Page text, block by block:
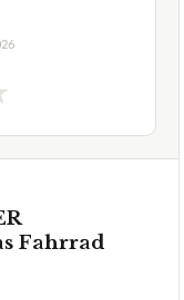
Fahrrad